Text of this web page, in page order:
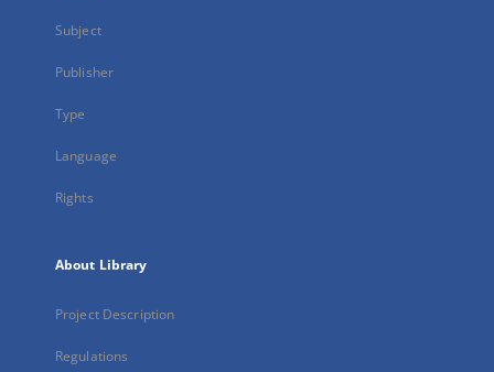
Subject
Publisher
Type
Language
Rights
About Library
Project Description
Regulations